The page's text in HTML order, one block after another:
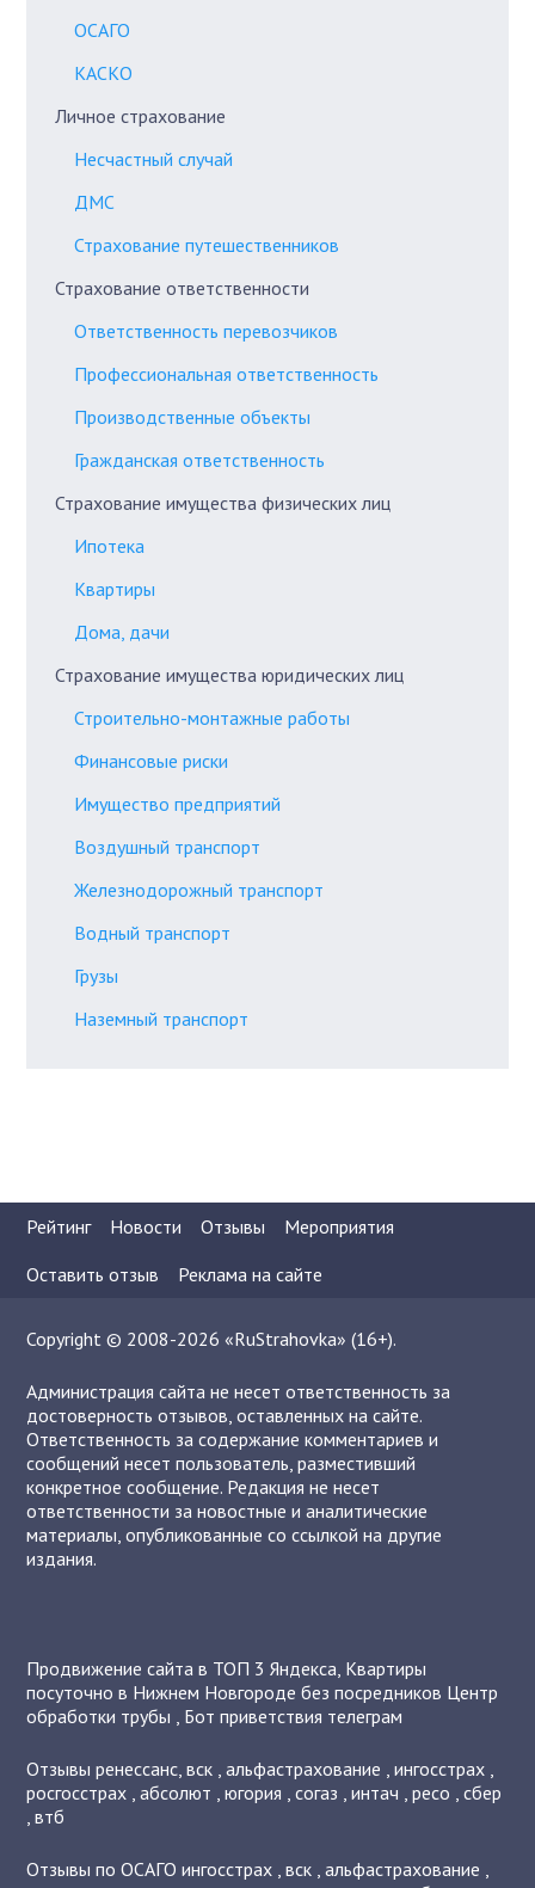
ОСАГО
КАСКО
Личное страхование
Несчастный случай
ДМС
Страхование путешественников
Страхование ответственности
Ответственность перевозчиков
Профессиональная ответственность
Производственные объекты
Гражданская ответственность
Страхование имущества физических лиц
Ипотека
Квартиры
Дома, дачи
Страхование имущества юридических лиц
Строительно-монтажные работы
Финансовые риски
Имущество предприятий
Воздушный транспорт
Железнодорожный транспорт
Водный транспорт
Грузы
Наземный транспорт
Рейтинг Новости Отзывы
Мероприятия
Оставить отзыв
Реклама на сайте
Copyright © 2008-2026 «RuStrahovka» (16+).
Администрация сайта не несет ответственность за
достоверность отзывов, оставленных на сайте.
Ответственность за содержание комментариев и
сообщений несет пользователь, разместивший
конкретное сообщение. Редакция не несет
ответственности за новостные и аналитические
материалы, опубликованные со ссылкой на другие
издания.
Продвижение сайта в ТОП 3 Яндекса Квартиры
посуточно в Нижнем Новгороде без посредников Центр
обработки трубы
Бот приветствия телеграм
Отзывыренессанс ,вск ,альфастрахование ,ингосстрах
росгосстрах ,абсолют ,югория ,согаз ,интач ,ресо ,сбер
,втб
Отзывы по ОСАГОингосстрах ,вск ,альфастрахование